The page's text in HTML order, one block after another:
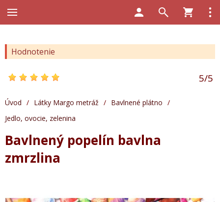
Hodnotenie
5/5
Úvod / Látky Margo metráž / Bavlnené plátno /
Jedlo, ovocie, zelenina
Bavlnený popelín bavlna
zmrzlina